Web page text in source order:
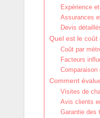
Expérience
Assurances
Devis
Quel est le coût
Coût par
Facteurs
Comparaison
Comment
Visites de
Avis clients
Garantie des